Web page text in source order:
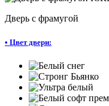
Дверь с фрамугой
• Цвет двери: